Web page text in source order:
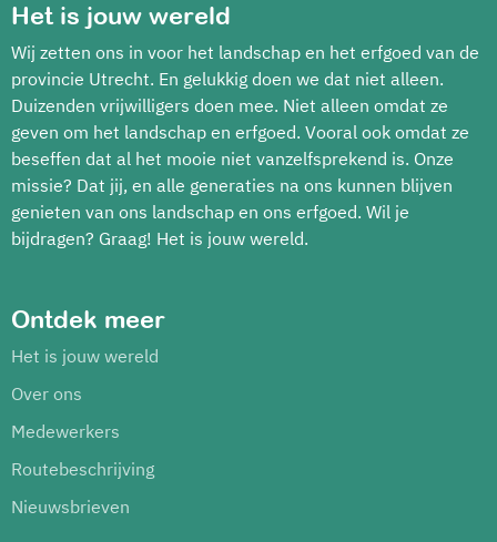
Het is jouw wereld
Wij zetten ons in voor het landschap en het erfgoed van de
provincie Utrecht. En gelukkig doen we dat niet alleen.
Duizenden vrijwilligers doen mee. Niet alleen omdat ze
geven om het landschap en erfgoed. Vooral ook omdat ze
beseffen dat al het mooie niet vanzelfsprekend is. Onze
missie? Dat jij, en alle generaties na ons kunnen blijven
genieten van ons landschap en ons erfgoed. Wil je
bijdragen? Graag! Het is jouw wereld.
Ontdek meer
Het is jouw wereld
Over ons
Medewerkers
Routebeschrijving
Nieuwsbrieven